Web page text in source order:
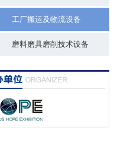
工厂搬运及物流设备
磨料磨具磨削技术设备